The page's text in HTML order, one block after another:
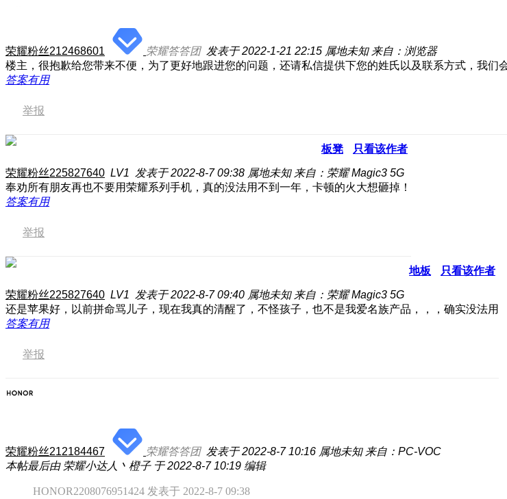
荣耀粉丝212468601 荣耀答答团 发表于 2022-1-21 22:15 属地未知 来自：浏览器
楼主，很抱歉给您带来不便，为了更好地跟进您的问题，还请私信提供下您的姓氏以及联系方式，我
答案有用
举报
板凳 只看该作者
荣耀粉丝225827640 LV1 发表于 2022-8-7 09:38 属地未知 来自：荣耀 Magic3 5G
奉劝所有朋友再也不要用荣耀系列手机，真的没法用不到一年，卡顿的火大想砸掉！
答案有用
举报
地板 只看该作者
荣耀粉丝225827640 LV1 发表于 2022-8-7 09:40 属地未知 来自：荣耀 Magic3 5G
还是苹果好，以前拼命骂儿子，现在我真的清醒了，不怪孩子，也不是我爱名族产品，，，确实没法用
答案有用
举报
荣耀粉丝212184467 荣耀答答团 发表于 2022-8-7 10:16 属地未知 来自：PC-VOC
本帖最后由 荣耀小达人丶橙子 于 2022-8-7 10:19 编辑
HONOR2208076951424 发表于 2022-8-7 09:38